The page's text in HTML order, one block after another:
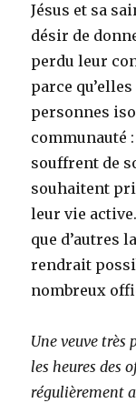
Jésus et sa
désir de
perdu leur
parce
personnes
communauté
souffrent de
souhaitent
leur vie
que d’autres
rendrait
nombreux
Une veuve très
les heures des
régulièrement